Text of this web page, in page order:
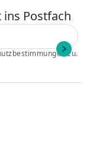
ins Postfach
zu.